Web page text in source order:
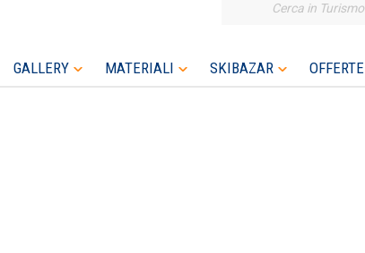
Cerca in Turismo
GALLERY MATERIALI SKIBAZAR OFFERTE